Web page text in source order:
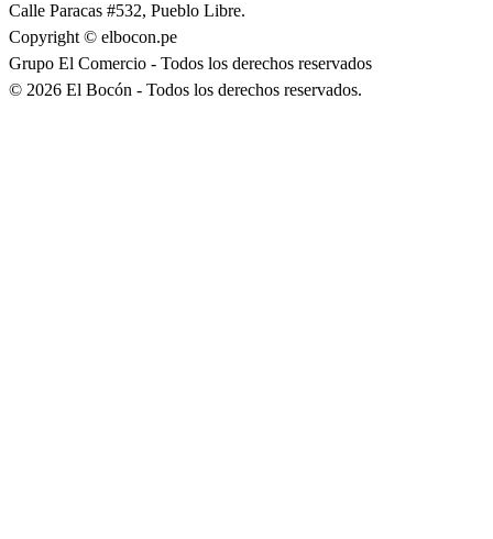
Calle Paracas #532, Pueblo Libre.
Copyright © elbocon.pe
Grupo El Comercio - Todos los derechos reservados
© 2026 El Bocón - Todos los derechos reservados.